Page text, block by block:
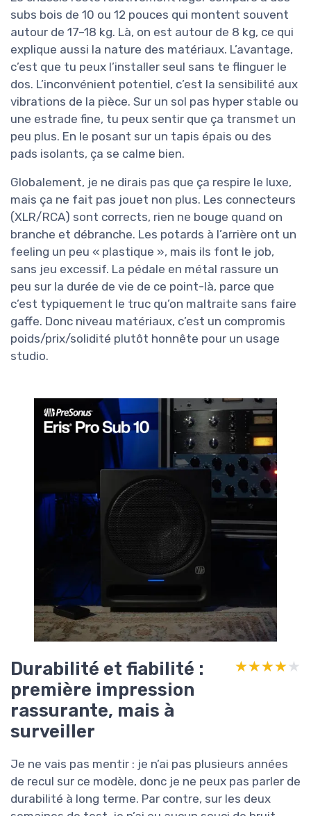
subs bois de 10 ou 12 pouces qui montent souvent
autour de 17–18 kg. Là, on est autour de 8 kg, ce qui
explique aussi la nature des matériaux. L’avantage,
c’est que tu peux l’installer seul sans te flinguer le
dos. L’inconvénient potentiel, c’est la sensibilité aux
vibrations de la pièce. Sur un sol pas hyper stable ou
une estrade fine, tu peux sentir que ça transmet un
peu plus. En le posant sur un tapis épais ou des
pads isolants, ça se calme bien.
Globalement, je ne dirais pas que ça respire le luxe,
mais ça ne fait pas jouet non plus. Les connecteurs
(XLR/RCA) sont corrects, rien ne bouge quand on
branche et débranche. Les potards à l’arrière ont un
feeling un peu « plastique », mais ils font le job,
sans jeu excessif. La pédale en métal rassure un
peu sur la durée de vie de ce point-là, parce que
c’est typiquement le truc qu’on maltraite sans faire
gaffe. Donc niveau matériaux, c’est un compromis
poids/prix/solidité plutôt honnête pour un usage
studio.
Durabilité et fiabilité :
première impression
rassurante, mais à
surveiller
★★★★★
★★★★★
Je ne vais pas mentir : je n’ai pas plusieurs années
de recul sur ce modèle, donc je ne peux pas parler de
durabilité à long terme. Par contre, sur les deux